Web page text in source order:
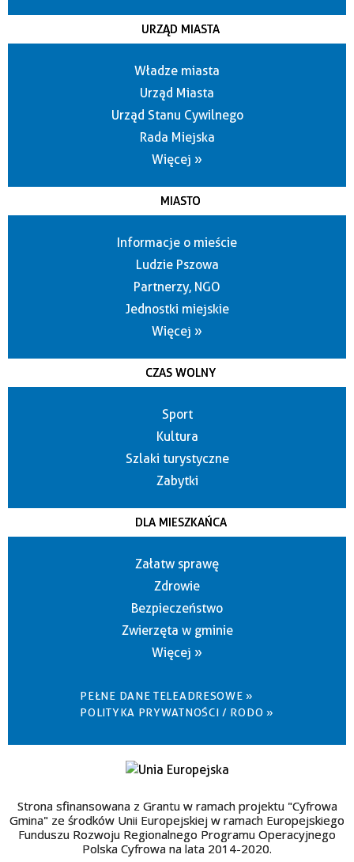
URZĄD MIASTA
Władze miasta
Urząd Miasta
Urząd Stanu Cywilnego
Rada Miejska
Więcej »
MIASTO
Informacje o mieście
Ludzie Pszowa
Partnerzy, NGO
Jednostki miejskie
Więcej »
CZAS WOLNY
Sport
Kultura
Szlaki turystyczne
Zabytki
DLA MIESZKAŃCA
Załatw sprawę
Zdrowie
Bezpieczeństwo
Zwierzęta w gminie
Więcej »
PEŁNE DANE TELEADRESOWE »
POLITYKA PRYWATNOŚCI / RODO »
Strona sfinansowana z Grantu w ramach projektu "Cyfrowa
Gmina" ze środków Unii Europejskiej w ramach Europejskiego
Funduszu Rozwoju Regionalnego Programu Operacyjnego
Polska Cyfrowa na lata 2014-2020.